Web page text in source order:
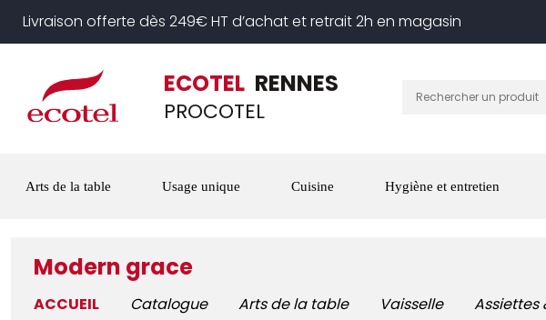
Livraison offerte dès 249€ HT d’achat et retrait 2h en magasin
ECOTEL RENNES
PROCOTEL
Arts de la table Usage unique Cuisine Hygiène et entretien
Modern grace
ACCUEIL Catalogue Arts de la table Vaisselle Assiettes